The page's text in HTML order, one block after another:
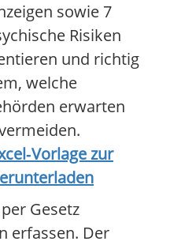
sowie 7
Risiken
und richtig
welche
erwarten
zur
Gesetz
erfassen. Der